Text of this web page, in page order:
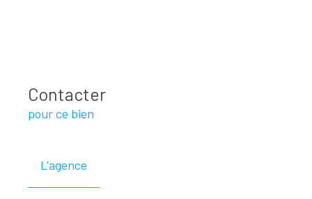
Contacter
pour ce bien
L'agence